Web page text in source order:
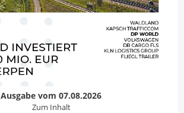
Ausgabe vom 07.08.2026
Zum Inhalt